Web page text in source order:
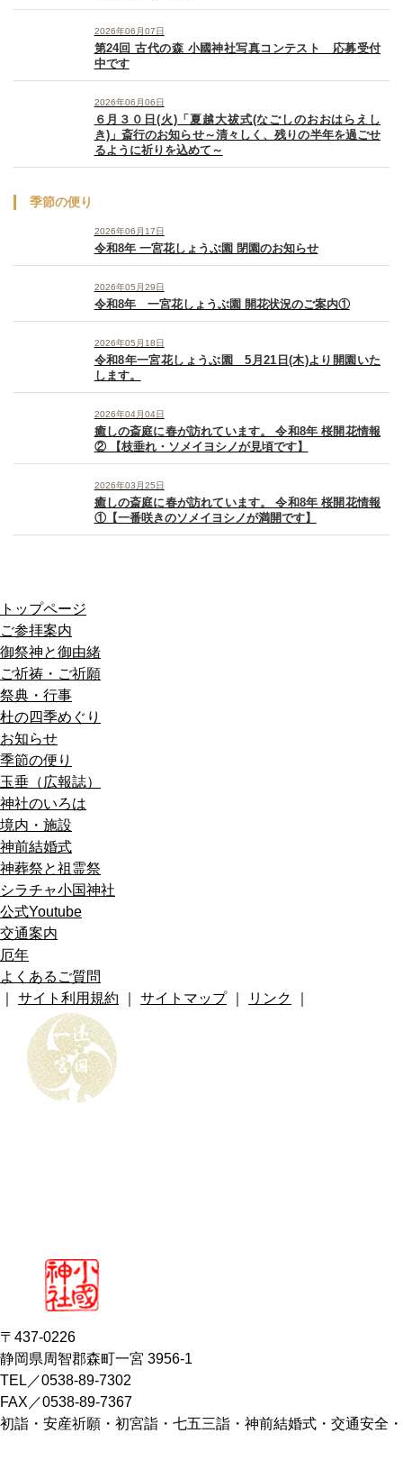
2026年06月07日
第24回 古代の森 小國神社写真コンテスト 応募受付
中です
2026年06月06日
６月３０日(火)「夏越大祓式(なごしのおおはらえし
き)」斎行のお知らせ～清々しく、残りの半年を過ごせ
るように祈りを込めて～
季節の便り
2026年06月17日
令和8年 一宮花しょうぶ園 閉園のお知らせ
2026年05月29日
令和8年 一宮花しょうぶ園 開花状況のご案内①
2026年05月18日
令和8年一宮花しょうぶ園 5月21日(木)より開園いた
します。
2026年04月04日
癒しの斎庭に春が訪れています。 令和8年 桜開花情報
② 【枝垂れ・ソメイヨシノが見頃です】
2026年03月25日
癒しの斎庭に春が訪れています。 令和8年 桜開花情報
①【一番咲きのソメイヨシノが満開です】
トップページ
ご参拝案内
御祭神と御由緒
ご祈祷・ご祈願
祭典・行事
杜の四季めぐり
お知らせ
季節の便り
玉垂（広報誌）
神社のいろは
境内・施設
神前結婚式
神葬祭と祖霊祭
シラチャ小国神社
公式Youtube
交通案内
厄年
よくあるご質問
サイト利用規約 サイトマップ｜ リンク
〒437-0226
静岡県周智郡森町一宮 3956-1
TEL／0538-89-7302
FAX／0538-89-7367
初詣・安産祈願・初宮詣・七五三詣・神前結婚式・交通安全・